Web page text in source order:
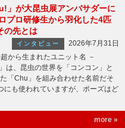
」が大昆虫展アンバサダーに
プロ研修生から羽化した4匹
の先とは
インタビュー
2026年7月31日
から生まれたユニット名 －
は、昆虫の世界を「コンコン」と
「Chu」を組み合わせた名前だそ
にも使われていますが、ポーズはど
more »